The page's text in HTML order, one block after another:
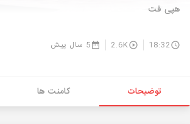
هپی فت
18:32
2.6K 5 سال پیش
توضیحات کامنت ها